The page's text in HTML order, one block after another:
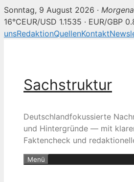
Sonntag, 9 August 2026 ·
16°CEUR/USD 1.1535 · EUR/GBP
unsRedaktionQuellenKontakt
Sachstruktur
Deutschlandfokussierte
und Hintergründe — mit
Faktencheck und
Menü